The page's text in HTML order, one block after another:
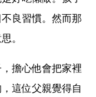
良習慣。然而那
。
擔心他會把家裡
這位父親覺得自